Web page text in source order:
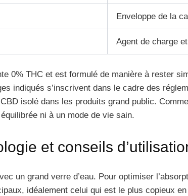
Enveloppe de la
Agent de charge
0% THC et est formulé de manière à rester
indiqués s’inscrivent dans le cadre des
isolé dans les produits grand public.
ni à un mode de vie sain.
et conseils
un grand verre d’eau. Pour optimiser
idéalement celui qui est le plus copieux